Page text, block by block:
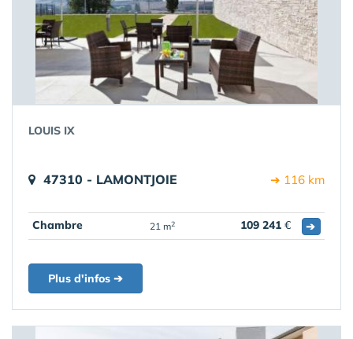
LOUIS IX
47310 - LAMONTJOIE ➔ 116 km
Chambre 21 m2 109 241 € ➔
Plus d'infos ➔